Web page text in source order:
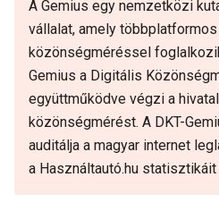
A Gemius egy nemzetközi
vállalat, amely
közönségméréssel
Gemius a Digitális
együttműködve végzi a
közönségmérést. A DKT-
auditálja a magyar internet
a Használtautó.hu statisztikáit